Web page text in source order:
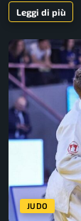
Leggi di più
JUDO